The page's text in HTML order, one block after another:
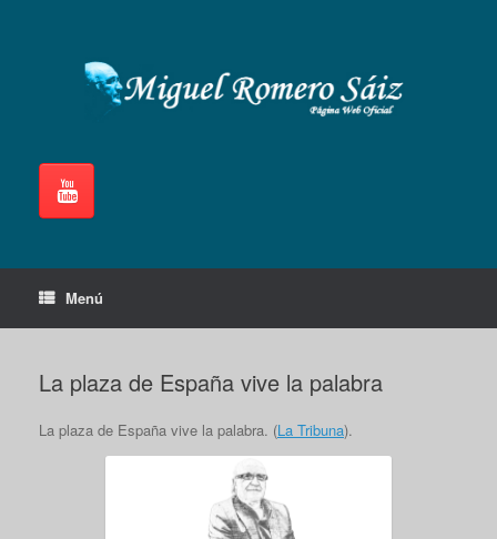
Menú
La plaza de España vive la palabra
La plaza de España vive la palabra. (La Tribuna).